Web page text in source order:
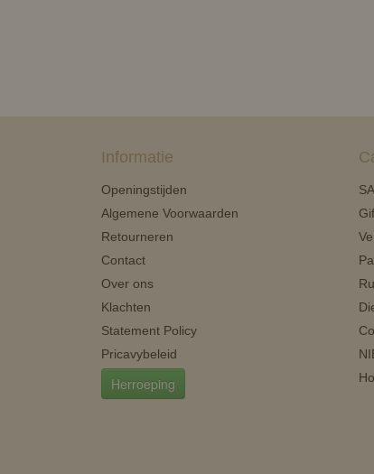
Informatie
Openingstijden
Algemene Voorwaarden
Retourneren
Contact
Over ons
Klachten
Statement Policy
Pricavybeleid
Herroeping